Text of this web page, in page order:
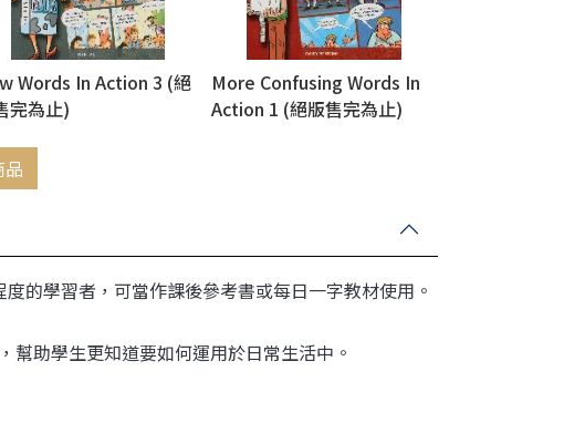
Words In Action 3 (絕
完為止)
More Confusing Words In
Action 1 (絕版售完為止)
品
的學習者，可當作課後參考書或每日一字教材使用。
助學生更知道要如何運用於日常生活中。